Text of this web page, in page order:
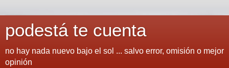
podestá te cuenta
no hay nada nuevo bajo el sol ... salvo error, omisión o mejor
opinión